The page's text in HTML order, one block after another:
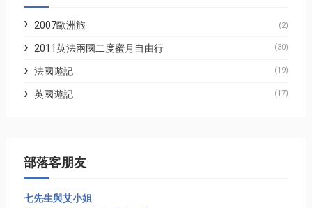
2007歐洲旅 (2)
2011英法兩國二度蜜月自由行 (30)
法國遊記 (19)
英國遊記 (17)
部落客朋友
七先生與艾小姐